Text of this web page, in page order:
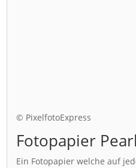
© PixelfotoExpress
Fotopapier
Ein Fotopapier welche auf